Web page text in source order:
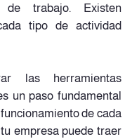
de trabajo. Existen
tipo de actividad
las herramientas
un paso fundamental
de cada
empresa puede traer